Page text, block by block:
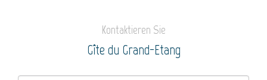
Kontaktieren Sie
Gîte du Grand-Etang